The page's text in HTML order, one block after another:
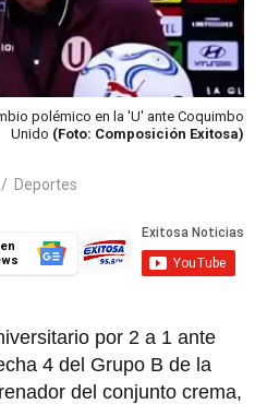
polémico en la 'U' ante Coquimbo
Unido (Foto: Composición Exitosa)
/ Deportes
por 2 a 1 ante
4 del Grupo B de la
del conjunto crema,